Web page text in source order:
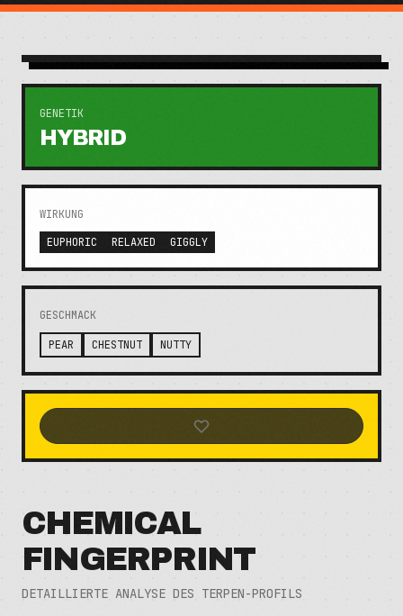
GENETIK
HYBRID
WIRKUNG
EUPHORIC
RELAXED GIGGLY
GESCHMACK
PEAR CHESTNUT NUTTY
CHEMICAL
FINGERPRINT
DETAILLIERTE ANALYSE DES TERPEN-PROFILS